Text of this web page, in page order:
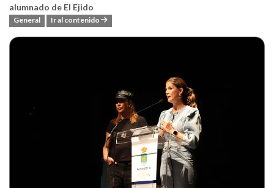
alumnado de El Ejido
General Ir al contenido